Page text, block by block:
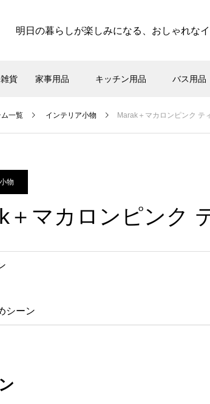
明日の暮らしが楽しみになる、おしゃれな
貨 家事用品 キッチン用品 バス用品
一覧 インテリア小物 Marak＋マカロンピンク テ
物
＋マカロンピンク
シーン